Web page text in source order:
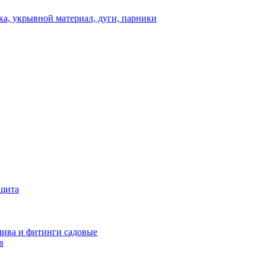
укрывной материал, дуги, парники
и фитинги садовые